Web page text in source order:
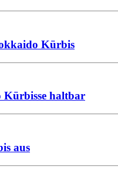
Kürbis
Kürbisse haltbar
aus